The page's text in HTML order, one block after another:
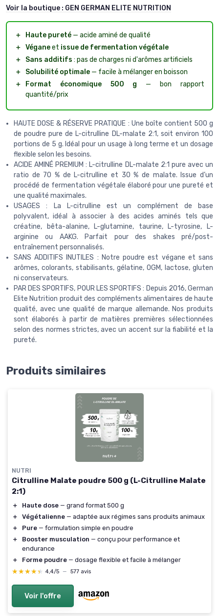
Voir la boutique : GEN GERMAN ELITE NUTRITION
＋ Haute pureté — acide aminé de qualité
＋ Véganeet issue de fermentation végétale
＋
Sans additifs : pas de charges ni d'arômes artificiels
＋
Solubilité optimale — facile à mélanger en boisson
＋
Format économique 500 g — bon rapport
quantité/prix
HAUTE DOSE & RÉSERVE PRATIQUE : Une boîte contient 500 g
de poudre pure de L-citrulline DL-malate 2:1, soit environ 100
portions de 5 g. Idéal pour un usage à long terme et un dosage
flexible selon les besoins.
ACIDE AMINÉ PREMIUM : L-citrulline DL-malate 2:1 pure avec un
ratio de 70 % de L-citrulline et 30 % de malate. Issue d’un
procédé de fermentation végétale élaboré pour une pureté et
une qualité maximales.
USAGES : La L-citrulline est un complément de base
polyvalent, idéal à associer à des acides aminés tels que
créatine, bêta-alanine, L-glutamine, taurine, L-tyrosine, L-
arginine ou AAKG. Parfait pour des shakes pré/post-
entraînement personnalisés.
SANS ADDITIFS INUTILES : Notre poudre est végane et sans
arômes, colorants, stabilisants, gélatine, OGM, lactose, gluten
ni conservateurs.
PAR DES SPORTIFS, POUR LES SPORTIFS : Depuis 2016, German
Elite Nutrition produit des compléments alimentaires de haute
qualité, avec une qualité de marque allemande. Nos produits
sont élaborés à partir de matières premières sélectionnées
selon des normes strictes, avec un accent sur la fiabilité et la
pureté.
Produits similaires
NUTRI
Citrulline Malate poudre 500 g (L-Citrulline Malate
2:1)
＋ Haute dose — grand format 500 g
＋
Végétalienne — adaptée aux régimes sans produits animaux
＋
Pure — formulation simple en poudre
＋
Booster musculation — conçu pour performance et
endurance
＋
Forme poudre — dosage flexible et facile à mélanger
★★★★★
★★★★★ 4,4/5 — 577 avis
Voir l'offre